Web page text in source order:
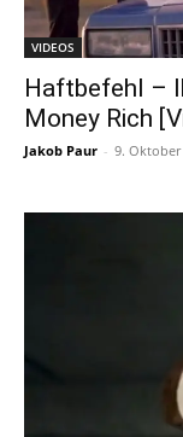
VIDEOS
Haftbefehl –
Money Rich
Jakob Paur - 9. Oktober